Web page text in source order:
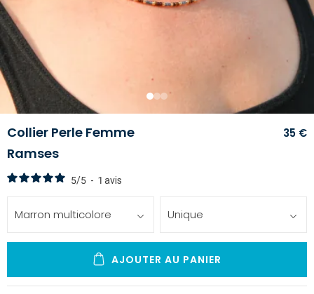
1 23
Collier Perle Femme
Ramses
35 €
5/5 - 1 avis
Marron multicolore Unique
AJOUTER AU PANIER